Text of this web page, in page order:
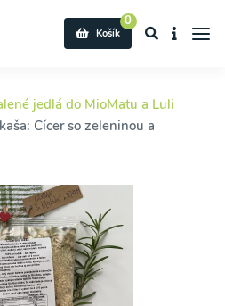
0
Košík
jedlá do MioMatu a Luli
Cícer so zeleninou a